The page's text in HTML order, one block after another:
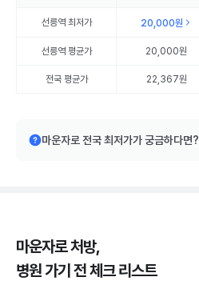
선릉역최저가 20,000원
선릉역평균가 20,000원
전국 평균가 22,367원
마운자로 전국 최저가가 궁금하다면?
마운자로 처방,
병원 가기 전 체크 리스트